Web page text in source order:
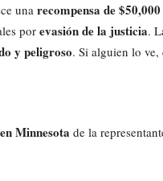
unarecompensa de $50,000
por evasión de la justicia.
y peligroso. Si alguien lo
Minnesota de la